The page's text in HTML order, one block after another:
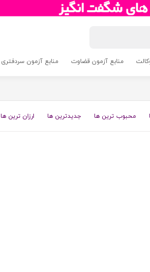
منابع آزمون قضاوت منابع آزمون سردفتری 1405
محبوب ترین ها جدیدترین ها ارزان ترین ها